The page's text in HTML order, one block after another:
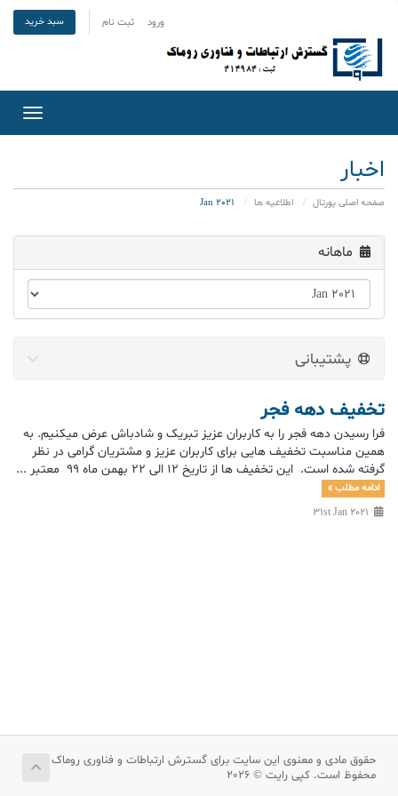
ورود ثبت نام سبد خرید
اخبار
صفحه اصلی پورتال اطلاعیه ها
ماهانه
پشتیبانی
تخفیف دهه فجر
فرا رسیدن دهه فجر را به کاربران عزیز تبریک و شادباش عرض میکنیم. به
همین مناسبت تخفیف هایی برای کاربران عزیز و مشتریان گرامی در نظر
گرفته شده است. این تخفیف ها از تاریخ 12 الی 22 بهمن ماه 99 معتبر ...
ادامه مطلب »
حقوق مادی و معنوی این سایت برای گسترش ارتباطات و فناوری روماک
محفوظ است. کپی رایت © 2026